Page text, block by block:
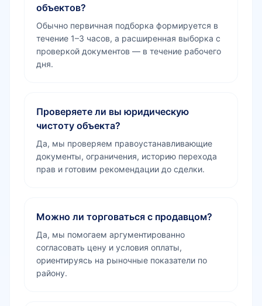
объектов?
Обычно первичная подборка формируется в
течение 1–3 часов, а расширенная выборка с
проверкой документов — в течение рабочего
дня.
Проверяете ли вы юридическую
чистоту объекта?
Да, мы проверяем правоустанавливающие
документы, ограничения, историю перехода
прав и готовим рекомендации до сделки.
Можно ли торговаться с продавцом?
Да, мы помогаем аргументированно
согласовать цену и условия оплаты,
ориентируясь на рыночные показатели по
району.